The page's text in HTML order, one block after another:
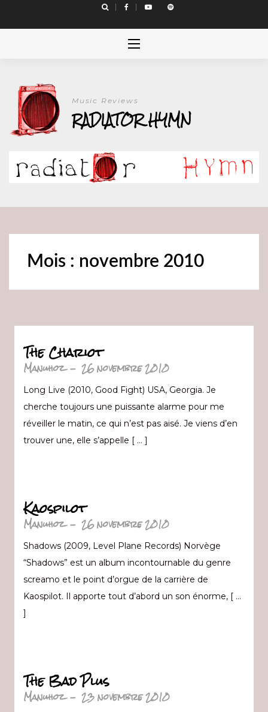
Music Reviews
RADIATOR HYMN
Mois : novembre 2010
The Chariot
Manuhoz- 26 novembre 2010
Long Live (2010, Good Fight) USA, Georgia. Je
cherche toujours une puissante alarme pour me
réveiller le matin, ce qui n’est pas aisé. Je viens d’en
trouver une, elle s’appelle [ … ]
Kaospilot
Manuhoz- 26 novembre 2010
Shadows (2009, Level Plane Records) Norvège
“Shadows” est un album incontournable du genre
screamo et le point d’orgue de la carrière de
Kaospilot. Il apporte tout d’abord un son énorme, [ …
]
The Bad Plus
Manuhoz- 23 novembre 2010